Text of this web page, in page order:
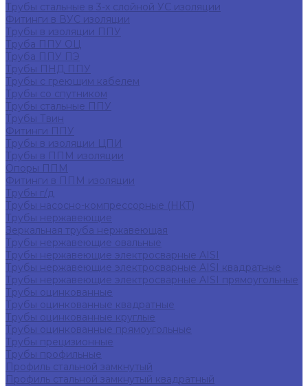
Трубы стальные в 3-х слойной УС изоляции
Фитинги в ВУС изоляции
Трубы в изоляции ППУ
Труба ППУ ОЦ
Труба ППУ ПЭ
Трубы ПНД ППУ
Трубы с греющим кабелем
Трубы со спутником
Трубы стальные ППУ
Трубы Твин
Фитинги ППУ
Трубы в изоляции ЦПИ
Трубы в ППМ изоляции
Опоры ППМ
Фитинги в ППМ изоляции
Трубы г/д
Трубы насосно-компрессорные (НКТ)
Трубы нержавеющие
Зеркальная труба нержавеющая
Трубы нержавеющие овальные
Трубы нержавеющие электросварные AISI
Трубы нержавеющие электросварные AISI квадратные
Трубы нержавеющие электросварные AISI прямоугольные
Трубы оцинкованные
Трубы оцинкованные квадратные
Трубы оцинкованные круглые
Трубы оцинкованные прямоугольные
Трубы прецизионные
Трубы профильные
Профиль стальной замкнутый
Профиль стальной замкнутый квадратный